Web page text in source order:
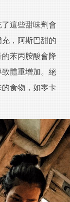
這些甜味劑會
，阿斯巴甜的
苯丙胺酸會降
體重增加。絕
食物，如零卡